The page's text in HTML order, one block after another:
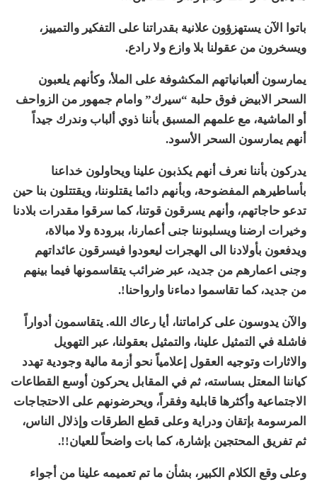
باتوا الآن يستهزؤون علانية بقدراتنا على التفكير والتمييز،
ويسخرون من عقولنا بلا وازع ولا رادع.
يمارسون ألعبانياتهم المكشوفة على الملأ، وكأنهم يلعبون
السحر الابيض فوق حلبة “سيرك” وامام جمهور من الزواحف
أو الماشية، مع علمهم المسبق بأننا ذوي ألباب وندرك جيداً
أنهم يمارسون السحر الأسود.
يدركون بأننا نعرف أنهم يكذبون علينا ويحاولون خداعنا
بأساطيرهم المفضوحة، وبأنهم دائما يقتلوننا، ويقتتلون بنا حين
تدعو حاجاتهم، وأنهم يسرقون قوتنا، كما سرقوا مقدرات بلادنا
وخيرات ارضنا ويسلبوننا جنى أعمارنا، ببرودة ولا مبالاة،
ويدفعون بأولادنا الى الهجرات ليعودوا فيسرقون عائداتهم
وجنى اعمارهم من جديد، عبر ضرائب يتقاسمونها فيما بينهم
من جديد، كما تقاسموا دماءنا وارواحنا!.
والآن يدوسون على كراماتنا، أيا رعاك الله. يتقاسمون أدواراً
فاشلة في التمثيل علينا، والتمثيل بعقولنا، عبر التهويل
والاثارات وتوجيه العقول إعلامياً نحو أزمة مالية وجودية تهدد
كياننا المعتل بساسته، ثم في المقابل يحركون أوسع القطاعات
الاجتماعية وأكثرها قابلية وفقراً، ويحرضونهم على الاحتجاجات
المرسومة بإتقان ودراية وعلى قطع الطرقات وإذلال الناس،
ثم تفريق المحتجين بإشارة، كما بات واضحاً للعيان!!.
وعلى وقع الكلام الكبير، بشأن ما تم تعميمه علينا من أجواء